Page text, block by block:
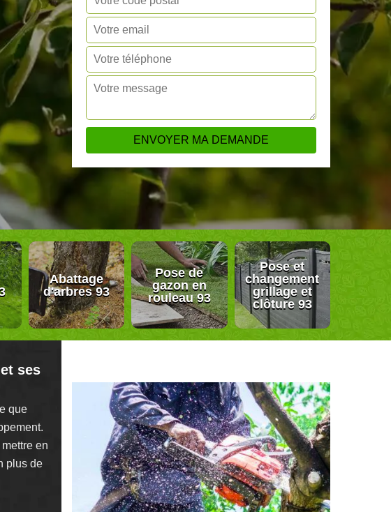
Abattage
d'arbres 93
Pose de
gazon en
rouleau 93
Pose et
changement
grillage et
clôture 93
ses
que
en
plus de